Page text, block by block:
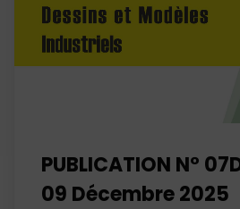
PUBLICATION N°
09 Décembre 2025